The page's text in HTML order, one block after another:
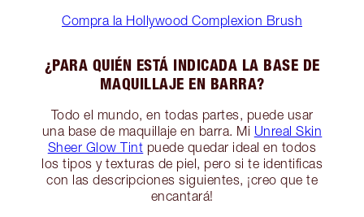
Compra la Hollywood Complexion Brush
¿PARA QUIÉN ESTÁ INDICADA LA BASE DE
MAQUILLAJE EN BARRA?
Todo el mundo, en todas partes, puede usar
una base de maquillaje en barra. Mi Unreal Skin
Sheer Glow Tint puede quedar ideal en todos
los tipos y texturas de piel, pero si te identificas
con las descripciones siguientes, ¡creo que te
encantará!